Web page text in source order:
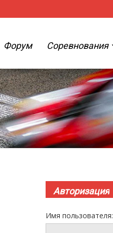
Форум Соревнования
Авторизация
Имя пользователя: